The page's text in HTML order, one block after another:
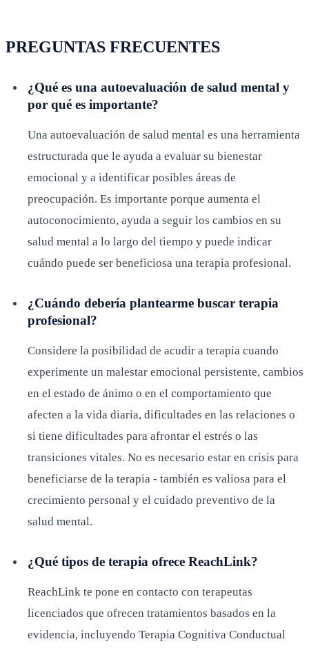
PREGUNTAS FRECUENTES
¿Qué es una autoevaluación de salud mental y
por qué es importante?
Una autoevaluación de salud mental es una herramienta
estructurada que le ayuda a evaluar su bienestar
emocional y a identificar posibles áreas de
preocupación. Es importante porque aumenta el
autoconocimiento, ayuda a seguir los cambios en su
salud mental a lo largo del tiempo y puede indicar
cuándo puede ser beneficiosa una terapia profesional.
¿Cuándo debería plantearme buscar terapia
profesional?
Considere la posibilidad de acudir a terapia cuando
experimente un malestar emocional persistente, cambios
en el estado de ánimo o en el comportamiento que
afecten a la vida diaria, dificultades en las relaciones o
si tiene dificultades para afrontar el estrés o las
transiciones vitales. No es necesario estar en crisis para
beneficiarse de la terapia - también es valiosa para el
crecimiento personal y el cuidado preventivo de la
salud mental.
¿Qué tipos de terapia ofrece ReachLink?
ReachLink te pone en contacto con terapeutas
licenciados que ofrecen tratamientos basados en la
evidencia, incluyendo Terapia Cognitiva Conductual